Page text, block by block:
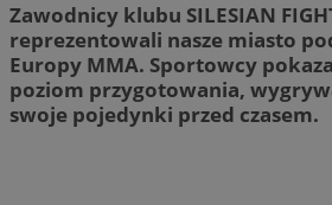
Zawodnicy klubu SILESIAN
reprezentowali nasze miasto
Europy MMA. Sportowcy
poziom przygotowania,
swoje pojedynki przed czasem.